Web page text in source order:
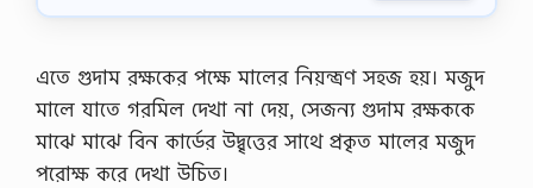
d
প
বে
এতে গুদাম রক্ষকের পক্ষে মালের নিয়ন্ত্রণ সহজ হয়। মজুদ
মালে যাতে গরমিল দেখা না দেয়, সেজন্য গুদাম রক্ষককে
মাঝে মাঝে বিন কার্ডের উদ্বৃত্তের সাথে প্রকৃত মালের মজুদ
পরােক্ষ করে দেখা উচিত।